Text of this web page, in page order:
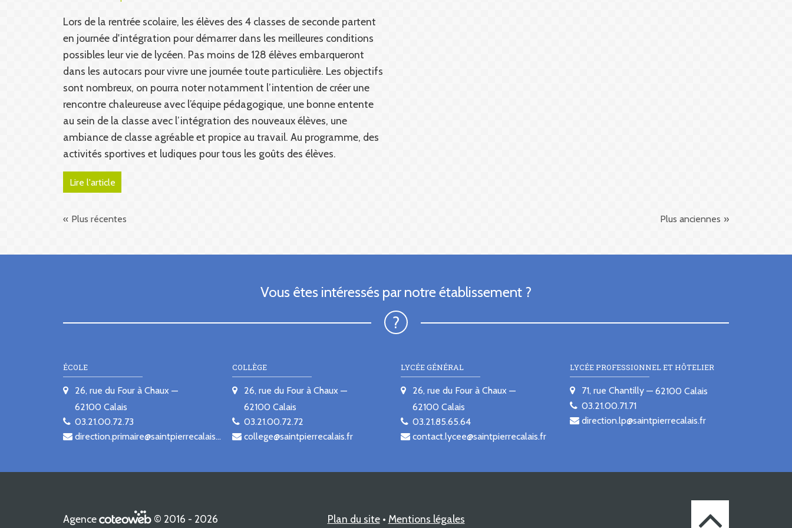
Lors de la rentrée scolaire, les élèves des 4 classes de seconde partent
en journée d'intégration pour démarrer dans les meilleures conditions
possibles leur vie de lycéen. Pas moins de 128 élèves embarqueront
dans les autocars pour vivre une journée toute particulière. Les objectifs
sont nombreux, on pourra noter notamment l’intention de créer une
rencontre chaleureuse avec l’équipe pédagogique, une bonne entente
au sein de la classe avec l’intégration des nouveaux élèves, une
ambiance de classe agréable et propice au travail. Au programme, des
activités sportives et ludiques pour tous les goûts des élèves.
Lire l'article
Plus récentes Plus anciennes
Vous êtes intéressés par notre établissement ?
ÉCOLE
26, rue du Four à Chaux
62100 Calais
03.21.00.72.73
direction.primaire@saintpierrecalais.fr
COLLÈGE
26, rue du Four à Chaux
62100 Calais
03.21.00.72.72
college@saintpierrecalais.fr
LYCÉE GÉNÉRAL
26, rue du Four à Chaux
62100 Calais
03.21.85.65.64
contact.lycee@saintpierrecalais.fr
LYCÉE PROFESSIONNEL ET HÔTELIER
71, rue Chantilly 62100 Calais
03.21.00.71.71
direction.lp@saintpierrecalais.fr
Plan du site Mentions légales
Agence © 2016 - 2026